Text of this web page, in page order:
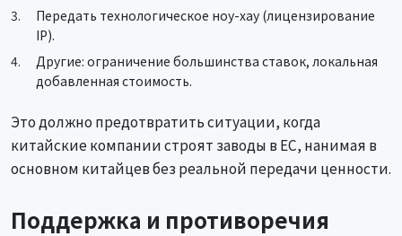
Передать технологическое ноу-хау (лицензирование
IP).
Другие: ограничение большинства ставок, локальная
добавленная стоимость.
Это должно предотвратить ситуации, когда
китайские компании строят заводы в ЕС, нанимая в
основном китайцев без реальной передачи ценности.
Поддержка и противоречия